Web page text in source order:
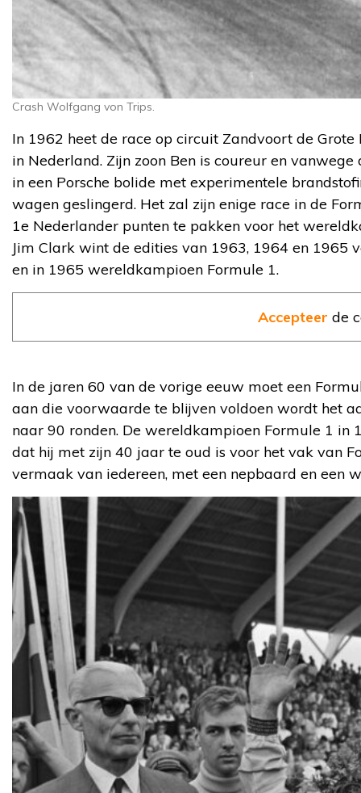
Crash Wolfgang von Trips.
In 1962 heet de race op circuit Zandvoort de
in Nederland. Zijn zoon Ben is coureur en
in een Porsche bolide met experimentele
wagen geslingerd. Het zal zijn enige race in de
1e Nederlander punten te pakken voor het
Jim Clark wint de edities van 1963, 1964 en 1965
en in 1965 wereldkampioen Formule 1.
Accepteer de
In de jaren 60 van de vorige eeuw moet een
aan die voorwaarde te blijven voldoen wordt het
naar 90 ronden. De wereldkampioen Formule 1
dat hij met zijn 40 jaar te oud is voor het vak van
vermaak van iedereen, met een nepbaard en een